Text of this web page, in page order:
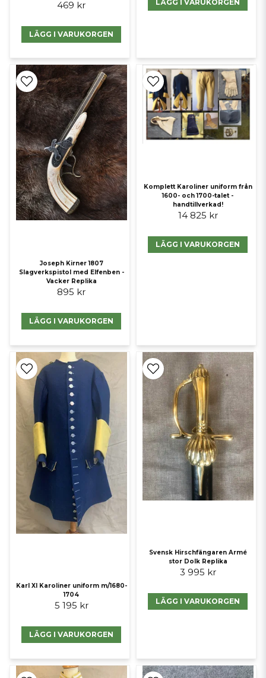
Sabaton använder!
Namnet kommer av att Sverige under denna period erövrade och
upprätthöll en stormaktsställning i Europa. Karoliner, av Carolus, den
armén som tjänade under kungarna Karl XI och Karl XII under
Sveriges tid som stormakt. I regel var de klädda i blå rockar med gult
foder, uppvikta nedtill.
Karolinernas stridstaktik stod i skarp kontrast mot det kontinentala
Europas mönster, eftersom den var mycket offensiv och som oftast
ledde till hårda närstrider med blankvapen såsom pikar, värjor och
bajonetter. Genom denna taktik, i kombination med sträng disciplin
och hög moral, kunde Karl XII leda den karolinska armén till flera
segrar under stora nordiska krigets inledande skede.
469 kr
LÄGG I VARUKORGEN
LÄGG I VARUKORGEN
Joseph Kirner 1807
Slagverkspistol med Elfenben -
Vacker Replika
895 kr
LÄGG I VARUKORGEN
Komplett Karoliner uniform från
1600- och 1700-talet -
handtillverkad!
14 825 kr
LÄGG I VARUKORGEN
Karl XI Karoliner uniform m/1680-
1704
5 195 kr
LÄGG I VARUKORGEN
Svensk Hirschfängaren Armé
stor Dolk Replika
3 995 kr
LÄGG I VARUKORGEN